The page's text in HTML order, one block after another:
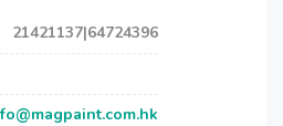
21421137|64724396